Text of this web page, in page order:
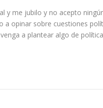
y me jubilo y no acepto
a opinar sobre cuestiones
a plantear algo de